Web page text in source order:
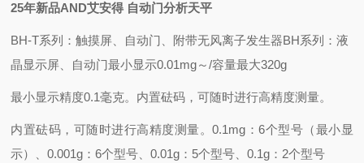
25年新品AND艾安得 自动门分析天平
BH-T系列：触摸屏、自动门、附带无风离子发生器BH系列：液
晶显示屏、自动门最小显示0.01mg～/容量最大320g
最小显示精度0.1毫克。 内置砝码，可随时进行高精度测量。
内置砝码，可随时进行高精度测量。0.1mg ：6个型号（最小显
示）、0.001g：6个型号、0.01g：5个型号、0.1g：2个型号